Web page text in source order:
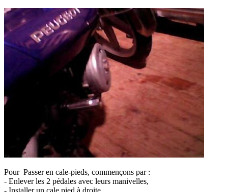
Pour Passer en cale-pieds, commençons par :
- Enlever les 2 pédales avec leurs manivelles,
- Installer un cale pied à droite.